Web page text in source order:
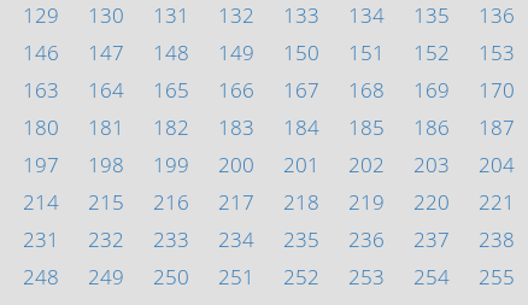
129 130 131 132 133 134 135 136
146 147 148 149 150 151 152 153
163 164 165 166 167 168 169 170
180 181 182 183 184 185 186 187
197 198 199 200 201 202 203 204
214 215 216 217 218 219 220 221
231 232 233 234 235 236 237 238
248 249 250 251 252 253 254 255